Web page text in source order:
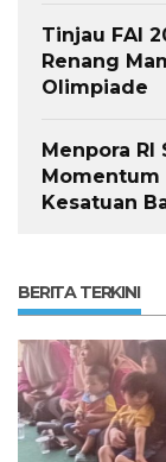
Tinjau FAI
Renang
Olimpiade
Menpora RI
Momentum
Kesatuan
BERITA TERKINI